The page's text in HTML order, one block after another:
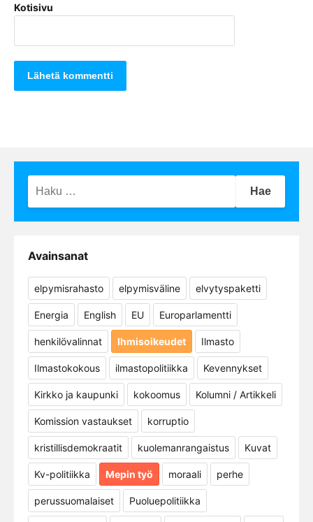
Kotisivu
Avainsanat
elpymisrahasto elpymisväline elvytyspaketti
Energia English EU Europarlamentti
henkilövalinnat Ihmisoikeudet Ilmasto
Ilmastokokous ilmastopolitiikka Kevennykset
Kirkko ja kaupunki kokoomus Kolumni / Artikkeli
Komission vastaukset korruptio
kristillisdemokraatit kuolemanrangaistus Kuvat
Kv-politiikka Mepin työ moraali perhe
perussuomalaiset Puoluepolitiikka